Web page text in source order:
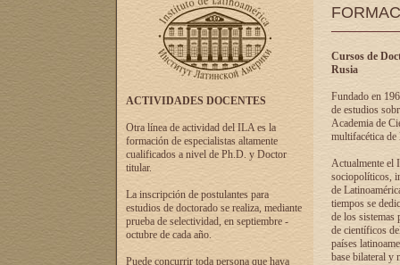
ACTIVIDADES DOCENTES
Otra línea de actividad del ILA es la
formación de especialistas altamente
cualificados a nivel de Ph.D. y Doctor
titular.
La inscripción de postulantes para
estudios de doctorado se realiza, mediante
prueba de selectividad, en septiembre -
octubre de cada año.
Puede concurrir toda persona que haya
Cursos de
Rusia
Fundado en
de estudios
Academia de
multifacética de
Actualmente el
sociopolíticos,
de
tiempos se
de los sistemas
de científicos
países
base bilateral y